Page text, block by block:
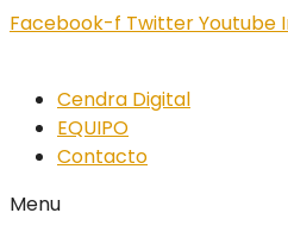
Facebook-f TwitterYoutube
Cendra Digital
EQUIPO
Contacto
Menu